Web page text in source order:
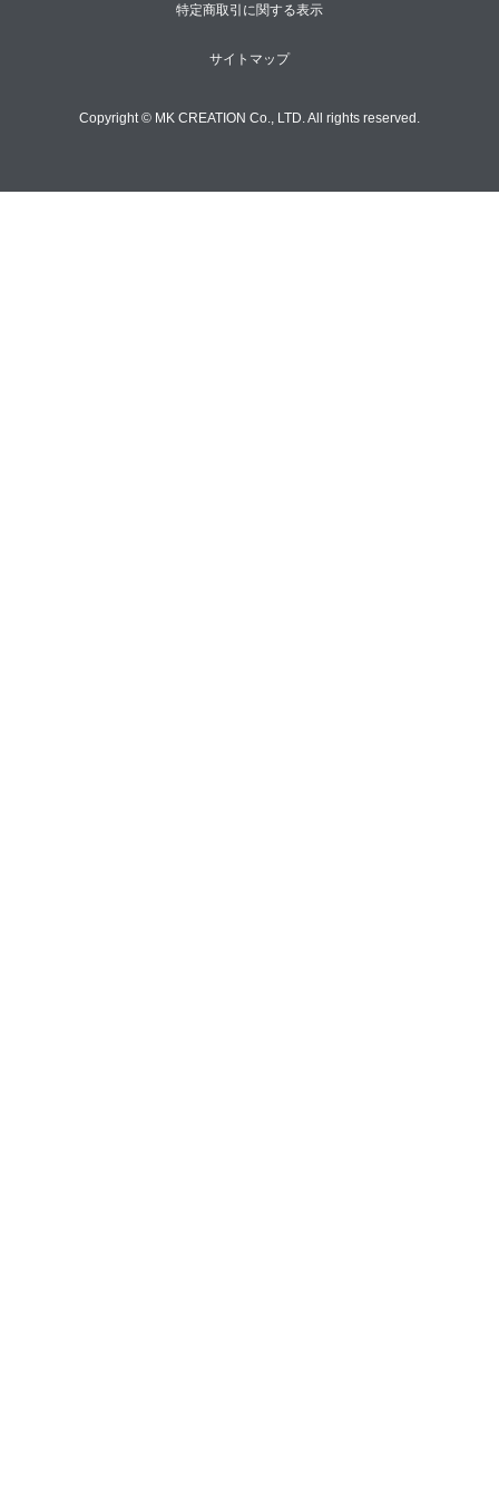
特定商取引に関する表示
サイトマップ
Copyright © MK CREATION Co., LTD. All rights reserved.